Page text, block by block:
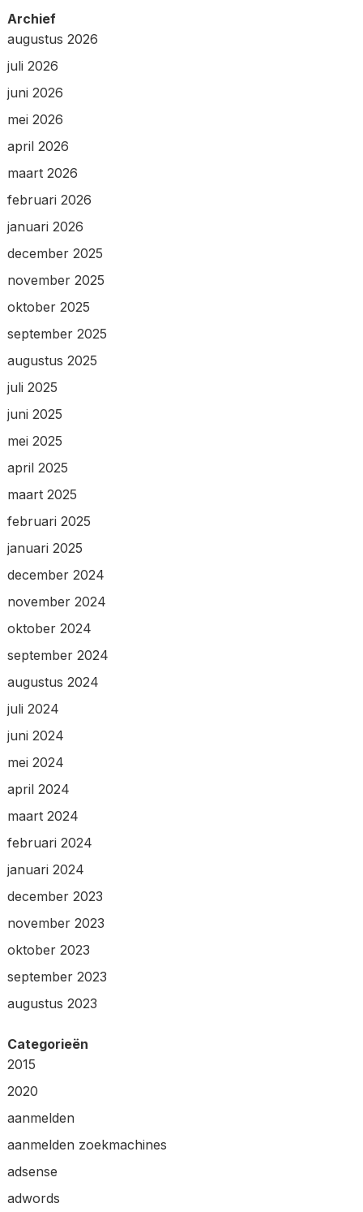
Archief
augustus 2026
juli 2026
juni 2026
mei 2026
april 2026
maart 2026
februari 2026
januari 2026
december 2025
november 2025
oktober 2025
september 2025
augustus 2025
juli 2025
juni 2025
mei 2025
april 2025
maart 2025
februari 2025
januari 2025
december 2024
november 2024
oktober 2024
september 2024
augustus 2024
juli 2024
juni 2024
mei 2024
april 2024
maart 2024
februari 2024
januari 2024
december 2023
november 2023
oktober 2023
september 2023
augustus 2023
Categorieën
2015
2020
aanmelden
aanmelden zoekmachines
adsense
adwords